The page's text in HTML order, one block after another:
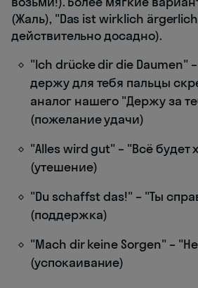
(Жаль), "Das ist wirklich
действительно досадно).
"Ich drücke dir die Daumen"
держу для тебя пальцы
аналог нашего "Держу за
(пожелание удачи)
"Alles wird gut" – "Всё будет
(утешение)
"Du schaffst das!" – "Ты
(поддержка)
"Mach dir keine Sorgen" –
(успокаивание)